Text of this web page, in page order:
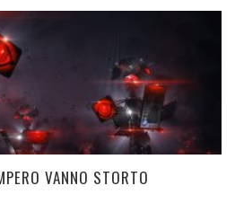
VANNO STORTO